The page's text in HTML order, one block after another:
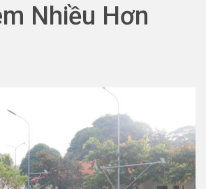
Nhiều Hơn